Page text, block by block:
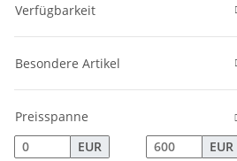
Verfügbarkeit
Besondere Artikel
Preisspanne
EUR
EUR